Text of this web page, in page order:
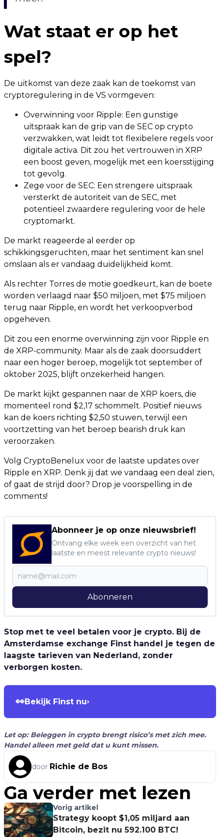
Wat staat er op het
spel?
De uitkomst van deze zaak kan de toekomst van
cryptoregulering in de VS vormgeven:
Overwinning voor Ripple: Een gunstige
uitspraak kan de grip van de SEC op crypto
verzwakken, wat leidt tot flexibelere regels voor
digitale activa. Dit zou het vertrouwen in XRP
een boost geven, mogelijk met een koersstijging
tot gevolg.
Zege voor de SEC: Een strengere uitspraak
versterkt de autoriteit van de SEC, met
potentieel zwaardere regulering voor de hele
cryptomarkt.
De markt reageerde al eerder op
schikkingsgeruchten, maar het sentiment kan snel
omslaan als er vandaag duidelijkheid komt.
Als rechter Torres de motie goedkeurt, kan de boete
worden verlaagd naar $50 miljoen, met $75 miljoen
terug naar Ripple, en wordt het verkoopverbod
opgeheven.
Dit zou een enorme overwinning zijn voor Ripple en
de XRP-community. Maar als de zaak doorsuddert
naar een hoger beroep, mogelijk tot september of
oktober 2025, blijft onzekerheid hangen.
De markt kijkt gespannen naar de XRP koers, die
momenteel rond $2,17 schommelt. Positief nieuws
kan de koers richting $2,50 stuwen, terwijl een
voortzetting van het beroep bearish druk kan
veroorzaken.
Volg CryptoBenelux voor de laatste updates over
Ripple en XRP. Denk jij dat we vandaag een deal zien,
of gaat de strijd door? Drop je voorspelling in de
comments!
Abonneer je op onze nieuwsbrief!
Ontvang elke week een overzicht van het
laatste en meest relevante crypto nieuws!
Abonneren
Stop met te veel betalen voor je crypto. Bij de
Amsterdamse exchange Finst handel je tegen de
laagste tarieven van Nederland, zonder
verborgen kosten.
👀Bekijk Finst nu›
Let op: Beleggen in crypto brengt risico’s met zich mee.
Handel alleen met geld dat u kunt missen.
door Richie de Bos
Ga verder met lezen
Vorig artikel
Strategy koopt $1,05 miljard aan
Bitcoin, bezit nu 592.100 BTC!